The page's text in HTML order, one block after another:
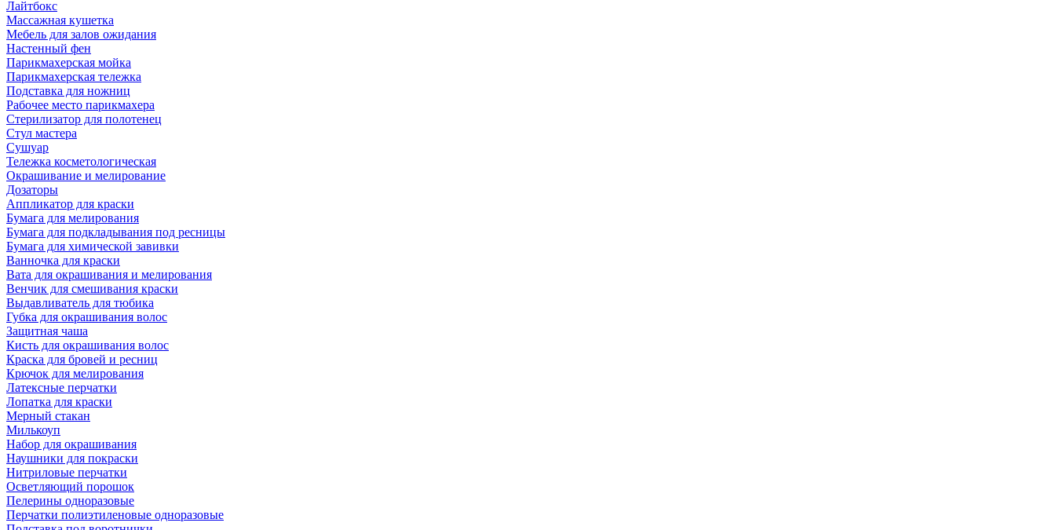
Лайтбокс
Массажная кушетка
Мебель для залов ожидания
Настенный фен
Парикмахерская мойка
Парикмахерская тележка
Подставка для ножниц
Рабочее место парикмахера
Стерилизатор для полотенец
Стул мастера
Сушуар
Тележка косметологическая
Окрашивание и мелирование
Дозаторы
Аппликатор для краски
Бумага для мелирования
Бумага для подкладывания под ресницы
Бумага для химической завивки
Ванночка для краски
Вата для окрашивания и мелирования
Венчик для смешивания краски
Выдавливатель для тюбика
Губка для окрашивания волос
Защитная чаша
Кисть для окрашивания волос
Краска для бровей и ресниц
Крючок для мелирования
Латексные перчатки
Лопатка для краски
Мерный стакан
Милькоуп
Набор для окрашивания
Наушники для покраски
Нитриловые перчатки
Осветляющий порошок
Пелерины одноразовые
Перчатки полиэтиленовые одноразовые